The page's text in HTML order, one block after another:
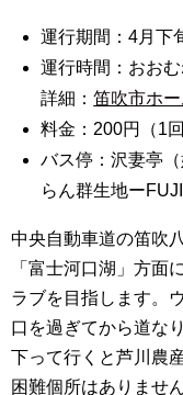
運行期間：4月下
運行時間：おお
詳細：笛吹市ホ
料金：200円（1回
バス停：沢妻亭
らん群生地ー
中央自動車道の笛吹
「富士河口湖」方面
ラブを目指します。
口を過ぎてから道な
下って行くと芦川農
困難個所はありません